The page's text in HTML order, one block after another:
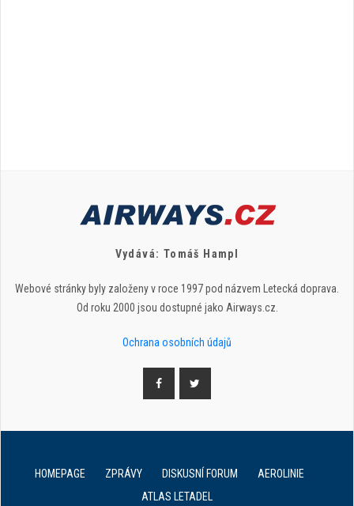
Vydává: Tomáš Hampl
Webové stránky byly založeny v roce 1997 pod názvem Letecká doprava.
Od roku 2000 jsou dostupné jako Airways.cz.
Ochrana osobních údajů
HOMEPAGE ZPRÁVY DISKUSNÍ FORUM
AEROLINIE
ATLAS LETADEL